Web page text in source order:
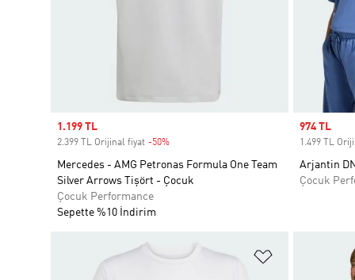
Sale price
1.199 TL
2.399 TL Orijinal fiyat -50%
Mercedes - AMG Petronas Formula One Team
Silver Arrows Tişört - Çocuk
Çocuk Performance
Sepette %10 İndirim
Sale price
974 TL
1.499 TL
Arjantin
Çocuk
Favori